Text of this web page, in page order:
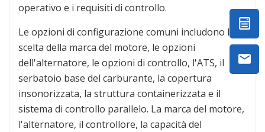
operativo e i requisiti di controllo.
Le opzioni di configurazione comuni includono la
scelta della marca del motore, le opzioni
dell'alternatore, le opzioni di controllo, l'ATS, il
serbatoio base del carburante, la copertura
insonorizzata, la struttura containerizzata e il
sistema di controllo parallelo. La marca del motore,
l'alternatore, il controllore, la capacità del